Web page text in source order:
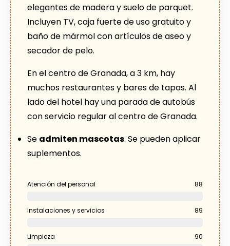
elegantes de madera y suelo de parquet.
Incluyen TV, caja fuerte de uso gratuito y
baño de mármol con artículos de aseo y
secador de pelo.
En el centro de Granada, a 3 km, hay
muchos restaurantes y bares de tapas. Al
lado del hotel hay una parada de autobús
con servicio regular al centro de Granada.
Se admiten mascotas. Se pueden aplicar
suplementos.
Atención del personal 88
Instalaciones y servicios 89
Limpieza 90